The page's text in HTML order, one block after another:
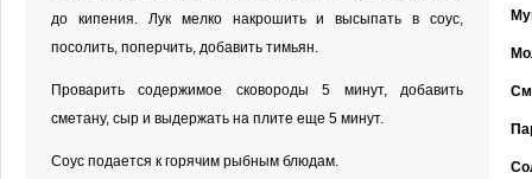
до кипения. Лук мелко накрошить и высыпать в соус,
посолить, поперчить, добавить тимьян.
Проварить содержимое сковороды 5 минут, добавить
сметану, сыр и выдержать на плите еще 5 минут.
Соус подается к горячим рыбным блюдам.